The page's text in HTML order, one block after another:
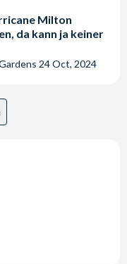
Milton
da kann ja keiner
24 Oct, 2024